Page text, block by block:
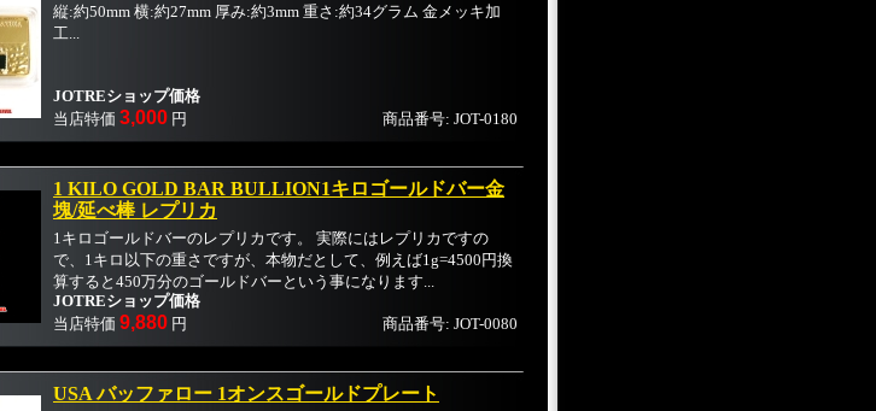
商品番号: JOT-0180
縦:約50mm 横:約27mm 厚み:約3mm 重さ:約34グラム 金メッキ加
工...
JOTREショップ価格
当店特価 3,000 円
商品番号: JOT-0080
1 KILO GOLD BAR BULLION1キロゴールドバー金
塊/延べ棒 レプリカ
1キロゴールドバーのレプリカです。 実際にはレプリカですの
で、1キロ以下の重さですが、本物だとして、例えば1g=4500円換
算すると450万分のゴールドバーという事になります...
JOTREショップ価格
当店特価 9,880 円
USA バッファロー 1オンスゴールドプレート